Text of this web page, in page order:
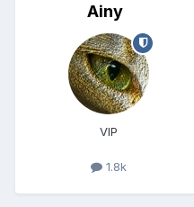
Ainy
VIP
1.8k